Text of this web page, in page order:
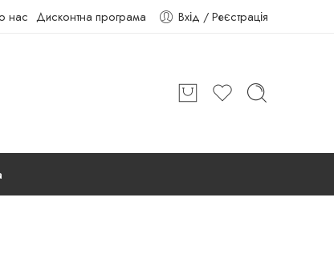
нас Дисконтна програма Вхід / Реєстрація